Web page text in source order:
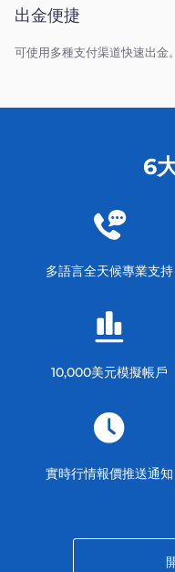
出金便捷
可使用多種支付渠道快速出金。
6
多語言全天候專業支持
10,000美元模擬帳戶
實時行情報價推送通知